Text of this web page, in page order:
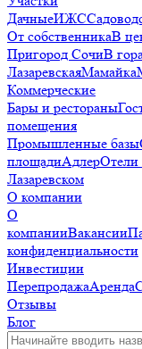
ДачныеИЖС
От собственникаВ
Пригород СочиВ
ЛазаревскаяМамайка
Коммерческие
Бары и рестораны
помещения
Промышленные базы
площадиАдлерОтели
Лазаревском
О компании
О
компанииВакансии
конфиденциальности
Инвестиции
ПерепродажаАренда
Отзывы
Блог